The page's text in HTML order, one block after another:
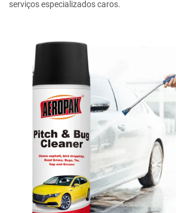
serviços especializados caros.